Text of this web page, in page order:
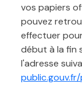
vos papiers
pouvez
effectuer
début à la fin
l'adresse